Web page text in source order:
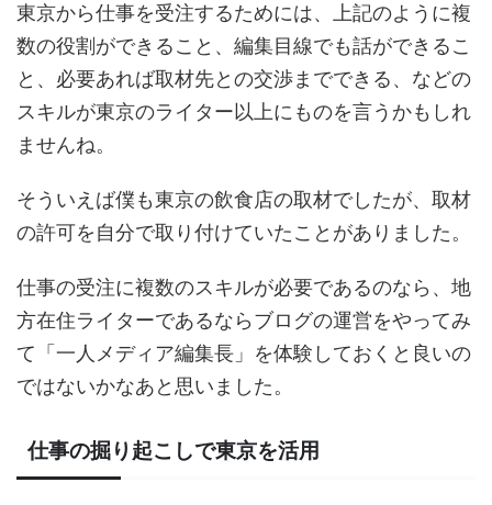
東京から仕事を受注するためには、上記のように複
数の役割ができること、編集目線でも話ができるこ
と、必要あれば取材先との交渉までできる、などの
スキルが東京のライター以上にものを言うかもしれ
ませんね。
そういえば僕も東京の飲食店の取材でしたが、取材
の許可を自分で取り付けていたことがありました。
仕事の受注に複数のスキルが必要であるのなら、地
方在住ライターであるならブログの運営をやってみ
て「一人メディア編集長」を体験しておくと良いの
ではないかなあと思いました。
仕事の掘り起こしで東京を活用